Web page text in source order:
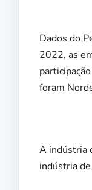
Dados do
2022, as
foram
A indústria
indústria